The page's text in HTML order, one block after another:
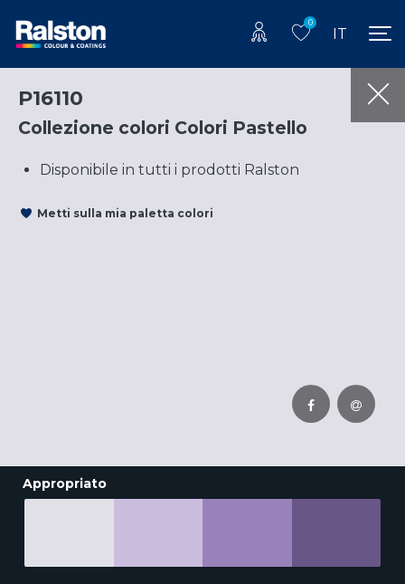
0
IT
P16110
Collezione colori Colori Pastello
Disponibile in tutti i prodotti Ralston
Metti sulla mia paletta colori
Appropriato